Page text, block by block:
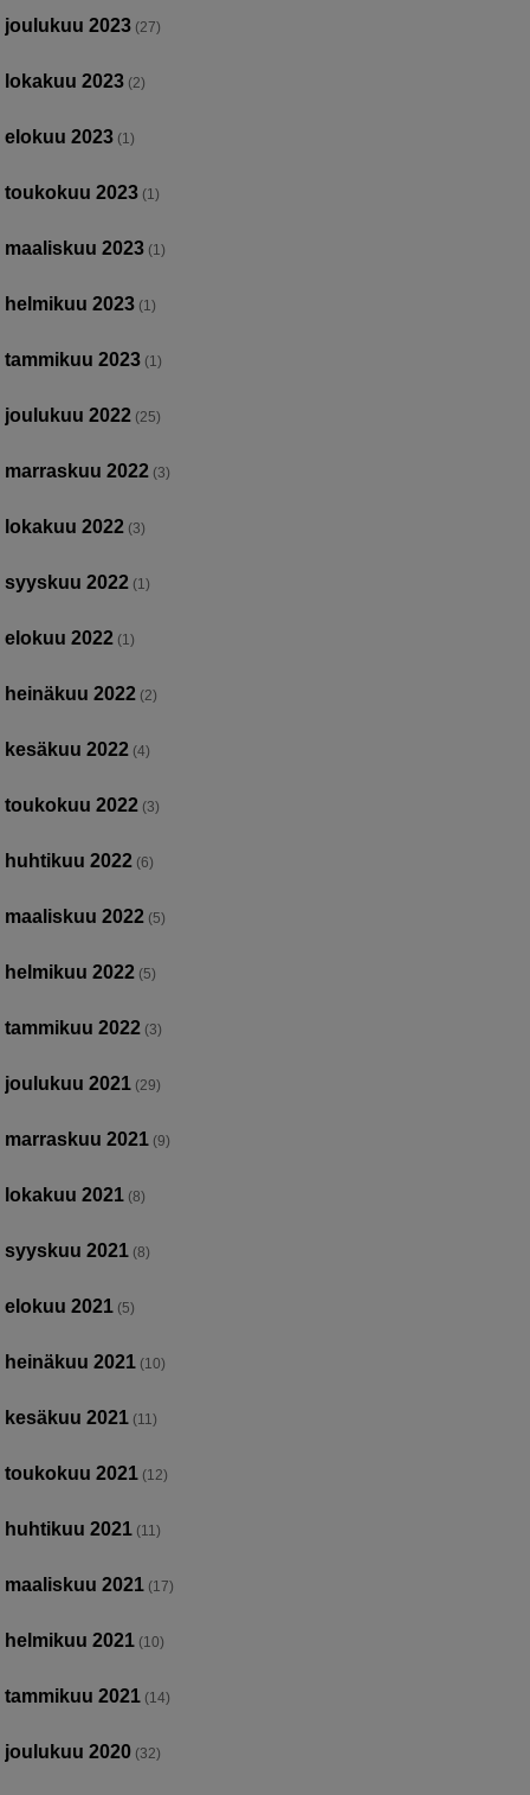
joulukuu 2023 (27)
lokakuu 2023 (2)
elokuu 2023 (1)
toukokuu 2023 (1)
maaliskuu 2023 (1)
helmikuu 2023 (1)
tammikuu 2023 (1)
joulukuu 2022 (25)
marraskuu 2022 (3)
lokakuu 2022 (3)
syyskuu 2022 (1)
elokuu 2022 (1)
heinäkuu 2022 (2)
kesäkuu 2022 (4)
toukokuu 2022 (3)
huhtikuu 2022 (6)
maaliskuu 2022 (5)
helmikuu 2022 (5)
tammikuu 2022 (3)
joulukuu 2021 (29)
marraskuu 2021 (9)
lokakuu 2021 (8)
syyskuu 2021 (8)
elokuu 2021 (5)
heinäkuu 2021 (10)
kesäkuu 2021 (11)
toukokuu 2021 (12)
huhtikuu 2021 (11)
maaliskuu 2021 (17)
helmikuu 2021 (10)
tammikuu 2021 (14)
joulukuu 2020 (32)